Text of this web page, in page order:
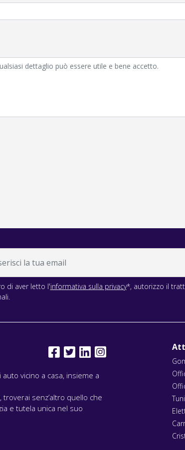
di aver letto l'informativa sulla privacy*, autorizzo il
vicino a casa, insieme a
senz’altro quello che
e tutela unica nel suo